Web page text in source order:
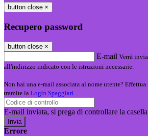
button close ×
Recupero password
button close ×
E-mail Verrà
all'indirizzo indicato con le istruzioni necessarie.
Non hai una e-mail associata al nome utente?
tramite la Login Spaggiari
E-mail inviata, si prega di controllare la
Errore